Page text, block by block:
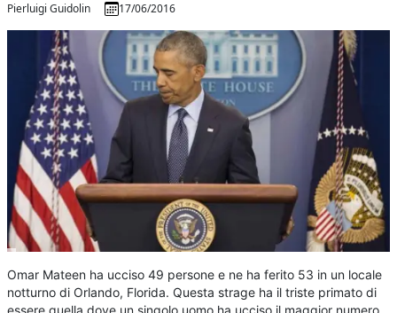
Pierluigi Guidolin 17/06/2016
Omar Mateen ha ucciso 49 persone e ne ha ferito 53 in un locale
notturno di Orlando, Florida. Questa strage ha il triste primato di